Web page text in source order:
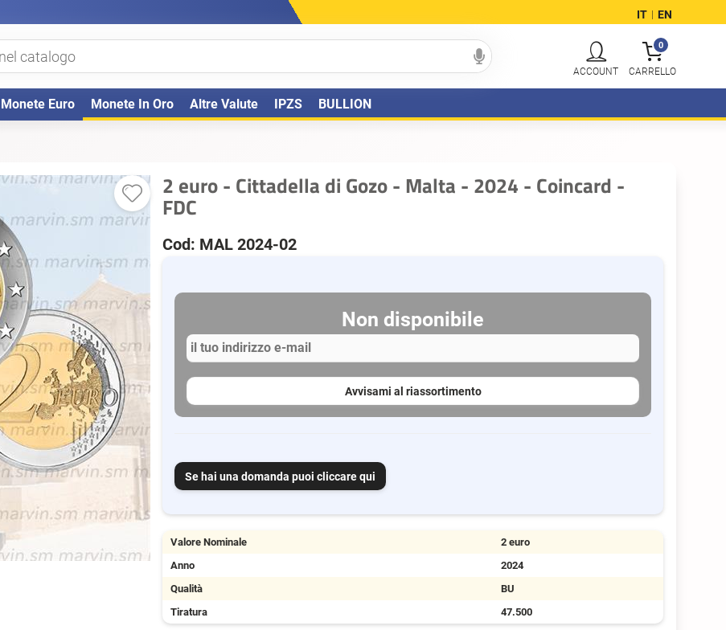
IT | EN
Monete Euro Monete In Oro Altre Valute IPZS BULLION
0
2 euro - Cittadella di Gozo - Malta - 2024 - Coincard -
FDC
Cod: MAL 2024-02
Non disponibile
Avvisami al riassortimento
Se hai una domanda puoi cliccare qui
Valore Nominale
2 euro
Anno
2024
Qualità
BU
Tiratura
47.500